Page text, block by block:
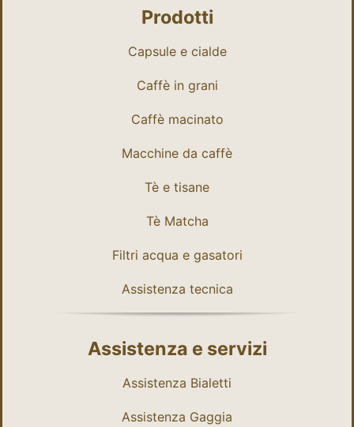
Prodotti
Capsule e cialde
Caffè in grani
Caffè macinato
Macchine da caffè
Tè e tisane
Tè Matcha
Filtri acqua e gasatori
Assistenza tecnica
Assistenza e servizi
Assistenza Bialetti
Assistenza Gaggia